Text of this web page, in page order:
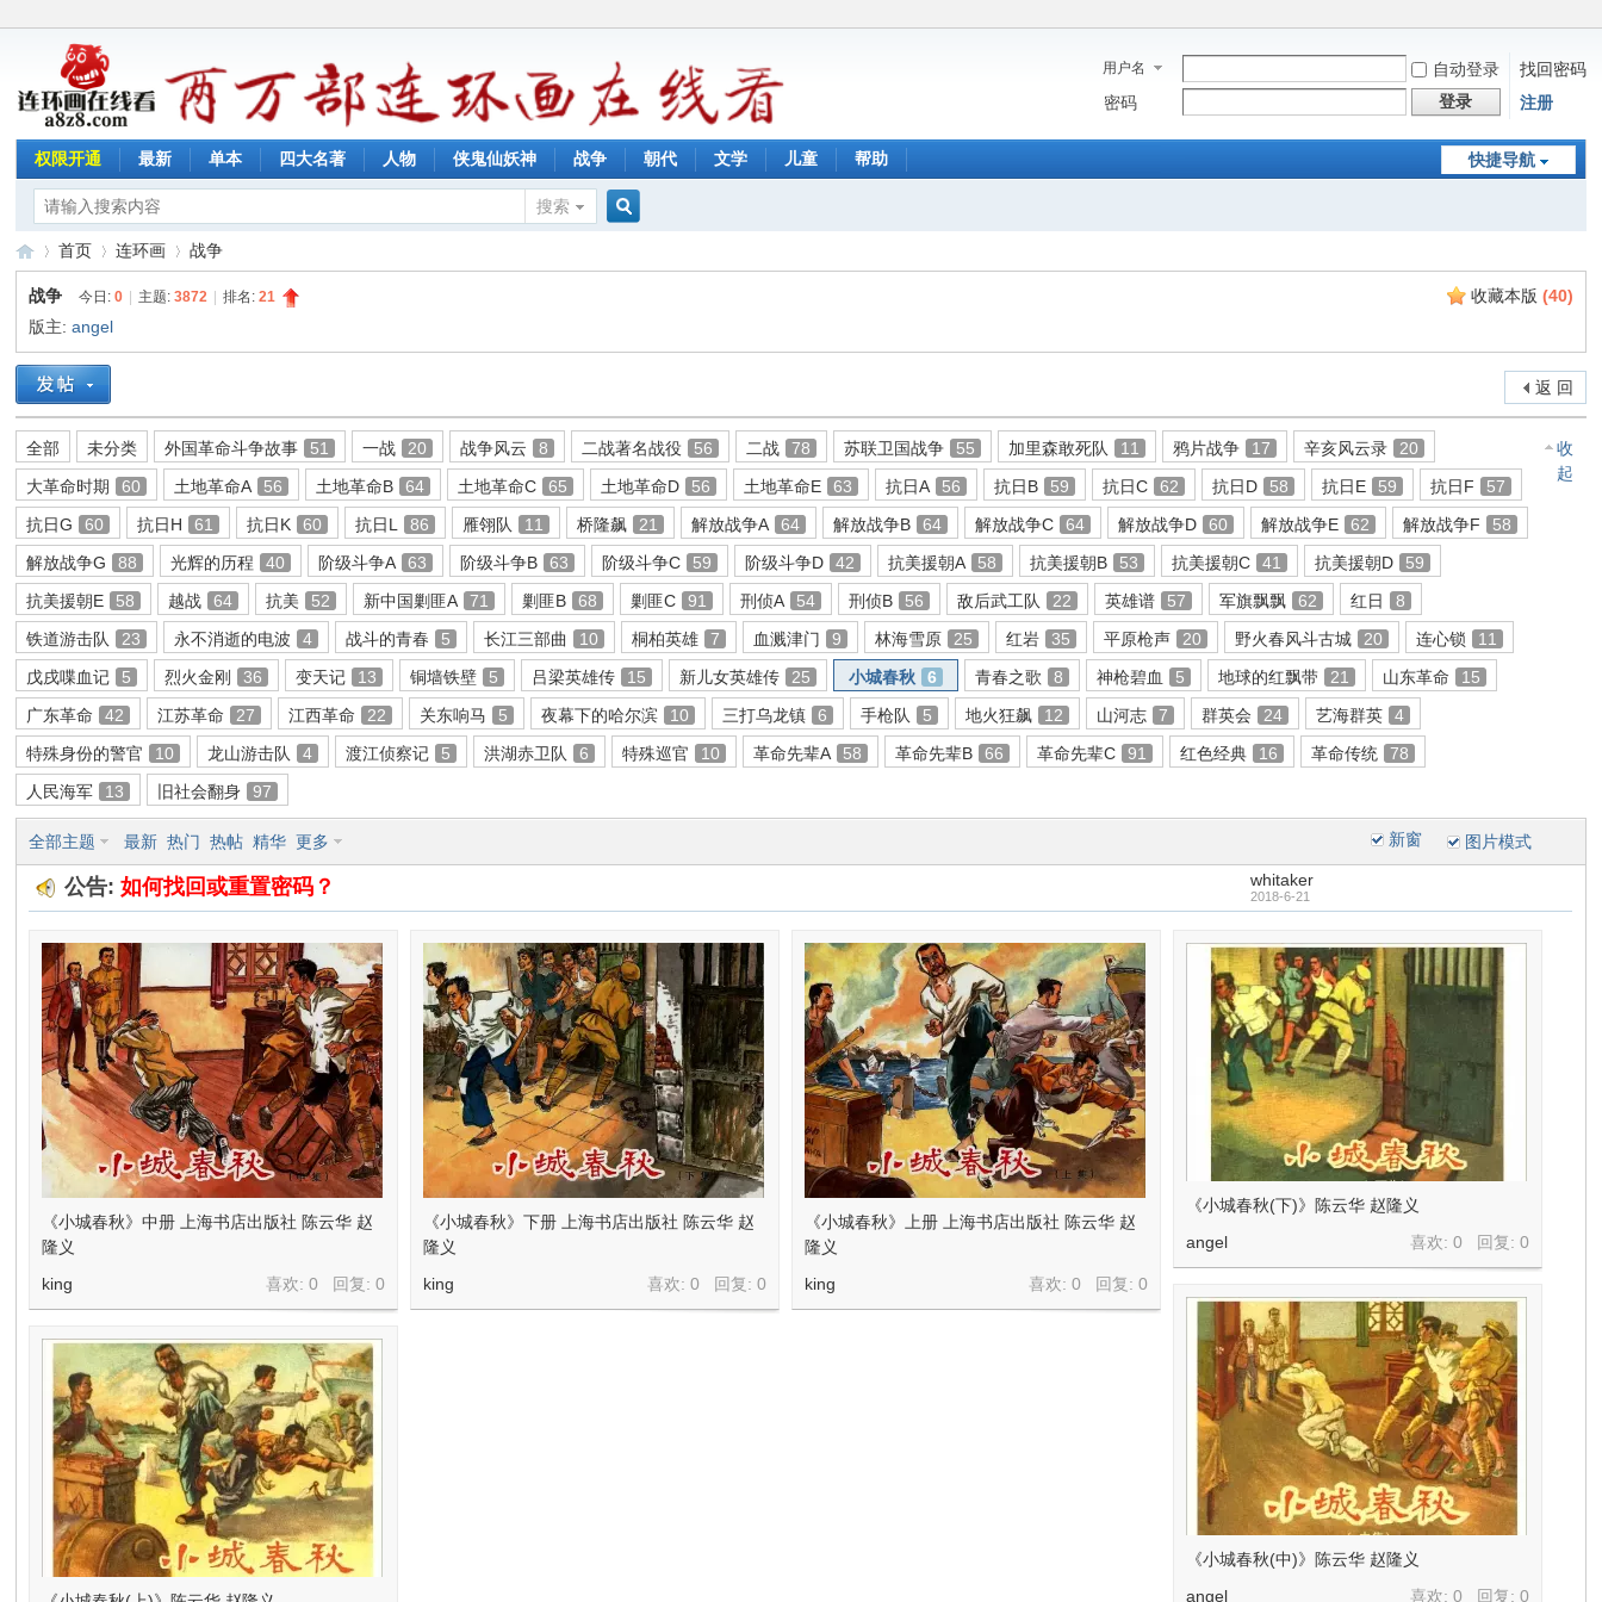
用户名 自动登录
找回密码
密码
登录 注册
快捷导航
权限开通 最新 单本 四大名著 人物 侠鬼仙妖神 战争 朝代 文学 儿童 帮助
搜索
连
环
线
»
首页
›
连环画
›
战争
收藏本版 (40)
战争 今日:0 主题:3872 排名:21
版主:angel
返 回
收
起
全部 未分类 外国革命斗争故事 51 一战 20 战争风云 8 二战著名战役 56 二战 78 苏联卫国战争 55 加里森敢死队 11 鸦片战争 17 辛亥风云录
20
大革命时期
60 土地革命A 56 土地革命B 64 土地革命C 65 土地革命D 56 土地革命E 63 抗日A 56 抗日B 59 抗日C 62 抗日D 58 抗日E 59 抗日F
57
抗日G
60 抗日H 61 抗日K 60 抗日L 86 雁翎队 11 桥隆飙 21 解放战争A 64 解放战争B 64 解放战争C 64 解放战争D 60 解放战争E 62 解放战争F
58
解放战争G
88 光辉的历程 40 阶级斗争A 63 阶级斗争B 63 阶级斗争C 59 阶级斗争D 42 抗美援朝A 58 抗美援朝B 53 抗美援朝C 41 抗美援朝D
59
抗美援朝E
58 越战 64 抗美 52 新中国剿匪A 71 剿匪B 68 剿匪C 91 刑侦A 54 刑侦B 56 敌后武工队 22 英雄谱 57 军旗飘飘 62 红日
8
铁道游击队
23 永不消逝的电波 4 战斗的青春 5 长江三部曲 10 桐柏英雄 7 血溅津门 9 林海雪原 25 红岩 35 平原枪声 20 野火春风斗古城 20 连心锁
11
戊戌喋血记
5 烈火金刚 36 变天记 13 铜墙铁壁 5 吕梁英雄传 15 新儿女英雄传 25 小城春秋 6 青春之歌 8 神枪碧血 5 地球的红飘带 21 山东革命
15
广东革命
42 江苏革命 27 江西革命 22 关东响马 5 夜幕下的哈尔滨 10 三打乌龙镇 6 手枪队 5 地火狂飙 12 山河志 7 群英会 24 艺海群英
4
特殊身份的警官
10 龙山游击队 4 渡江侦察记 5 洪湖赤卫队 6 特殊巡官 10 革命先辈A 58 革命先辈B 66 革命先辈C 91 红色经典 16 革命传统
78
人民海军
13 旧社会翻身 97
新窗
全部主题 最新 热门 热帖 精华 更多 图片模式
公告:如何找回或重置密码？ whitaker
2018-6-21
《小城春秋》中册 上海书店出版社 陈云华 赵
隆义
喜欢: 0 回复:0
king
《小城春秋》下册 上海书店出版社 陈云华 赵
隆义
喜欢: 0 回复:0
king
《小城春秋》上册 上海书店出版社 陈云华 赵
隆义
喜欢: 0 回复:0
king
《小城春秋(下)》陈云华 赵隆义
喜欢: 0 回复:0
angel
《小城春秋(中)》陈云华 赵隆义
喜欢: 0 回复:0
angel